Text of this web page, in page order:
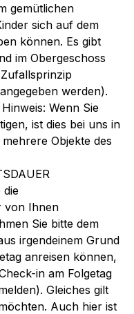
gemütlichen
sich auf dem
können. Es gibt
im Obergeschoss
werden).
Wenn Sie
ist dies bei uns in
Objekte des
die
von Ihnen
Sie bitte dem
irgendeinem Grund
anreisen können,
in am Folgetag
Gleiches gilt
Auch hier ist